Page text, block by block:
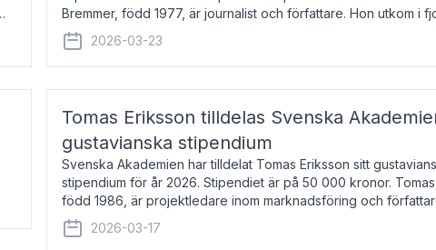
Bremmer, född 1977, är journalist och författare. Hon utkom i
boken Ligan. Klarakvarterens blodsyst
2026-03-23
Tomas Eriksson tilldelas Svenska
gustavianska stipendium
Svenska Akademien har tilldelat Tomas Eriksson sitt
stipendium för år 2026. Stipendiet är på 50 000 kronor. Tomas
född 1986, är projektledare inom marknadsföring och
utkom i fjol med boken Syndabocken.
2026-03-17